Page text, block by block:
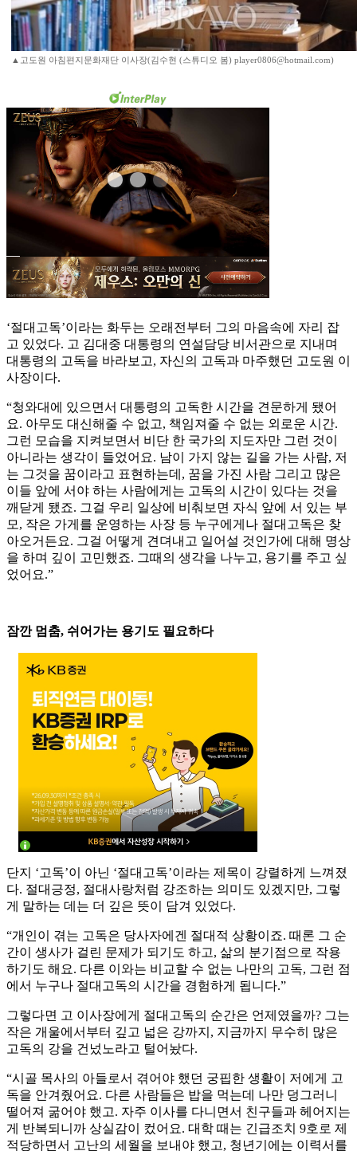
▲고도원 아침편지문화재단 이사장(김수현 (스튜디오 봄) player0806@hotmail.com)
‘절대고독’이라는 화두는 오래전부터 그의 마음속에 자리 잡
고 있었다. 고 김대중 대통령의 연설담당 비서관으로 지내며
대통령의 고독을 바라보고, 자신의 고독과 마주했던 고도원 이
사장이다.
“청와대에 있으면서 대통령의 고독한 시간을 견문하게 됐어
요. 아무도 대신해줄 수 없고, 책임져줄 수 없는 외로운 시간.
그런 모습을 지켜보면서 비단 한 국가의 지도자만 그런 것이
아니라는 생각이 들었어요. 남이 가지 않는 길을 가는 사람, 저
는 그것을 꿈이라고 표현하는데, 꿈을 가진 사람 그리고 많은
이들 앞에 서야 하는 사람에게는 고독의 시간이 있다는 것을
깨닫게 됐죠. 그걸 우리 일상에 비춰보면 자식 앞에 서 있는 부
모, 작은 가게를 운영하는 사장 등 누구에게나 절대고독은 찾
아오거든요. 그걸 어떻게 견뎌내고 일어설 것인가에 대해 명상
을 하며 깊이 고민했죠. 그때의 생각을 나누고, 용기를 주고 싶
었어요.”
잠깐 멈춤, 쉬어가는 용기도 필요하다
단지 ‘고독’이 아닌 ‘절대고독’이라는 제목이 강렬하게 느껴졌
다. 절대긍정, 절대사랑처럼 강조하는 의미도 있겠지만, 그렇
게 말하는 데는 더 깊은 뜻이 담겨 있었다.
“개인이 겪는 고독은 당사자에겐 절대적 상황이죠. 때론 그 순
간이 생사가 걸린 문제가 되기도 하고, 삶의 분기점으로 작용
하기도 해요. 다른 이와는 비교할 수 없는 나만의 고독, 그런 점
에서 누구나 절대고독의 시간을 경험하게 됩니다.”
그렇다면 고 이사장에게 절대고독의 순간은 언제였을까? 그는
작은 개울에서부터 깊고 넓은 강까지, 지금까지 무수히 많은
고독의 강을 건넜노라고 털어놨다.
“시골 목사의 아들로서 겪어야 했던 궁핍한 생활이 저에게 고
독을 안겨줬어요. 다른 사람들은 밥을 먹는데 나만 덩그러니
떨어져 굶어야 했고. 자주 이사를 다니면서 친구들과 헤어지는
게 반복되니까 상실감이 컸어요. 대학 때는 긴급조치 9호로 제
적당하면서 고난의 세월을 보내야 했고, 청년기에는 이력서를